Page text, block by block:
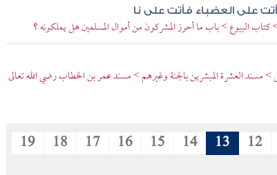
على العضباء فأتت على نا
كتاب البيوع > باب ما أحرز المشركون من أموال المسلمين هل يملكونه ؟
> مسند العشرة المبشرين بالجنة وغيرهم > مسند عمر بن الخطاب رضي الله تعالى
12
13
14
15
16
17
18
19